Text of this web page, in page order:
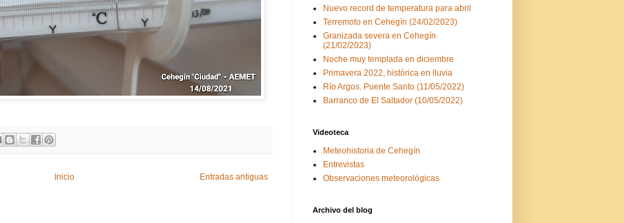
Entradas antiguas
Inicio
Nuevo record de temperatura para abril
Terremoto en Cehegín (24/02/2023)
Granizada severa en Cehegín
(21/02/2023)
Noche muy templada en diciembre
Primavera 2022, histórica en lluvia
Río Argos. Puente Santo (11/05/2022)
Barranco de El Saltador (10/05/2022)
Videoteca
Meteohistoria de Cehegín
Entrevistas
Observaciones meteorológicas
Archivo del blog